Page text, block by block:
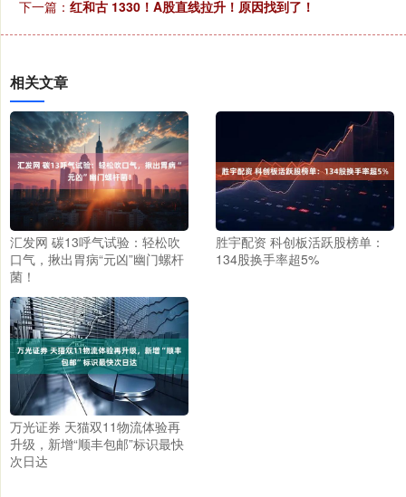
下一篇： 红和古 1330！A股直线拉升！原因找到了！
相关文章
汇发网 碳13呼气试验：轻松吹
口气，揪出胃病“元凶”幽门螺杆
菌！
胜宇配资 科创板活跃股榜单：
134股换手率超5%
万光证券 天猫双11物流体验再
升级，新增“顺丰包邮”标识最快
次日达